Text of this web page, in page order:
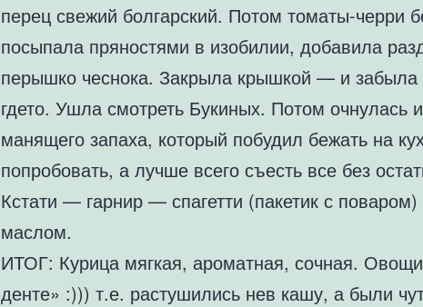
перец свежий болгарский. Потом томаты-черри
посыпала пряностями в изобилии, добавила
перышко чеснока. Закрыла крышкой — и забыла
гдето. Ушла смотреть Букиных. Потом очнулась
манящего запаха, который побудил бежать на
попробовать, а лучше всего съесть все без
Кстати — гарнир — спагетти (пакетик с
маслом.
ИТОГ: Курица мягкая, ароматная, сочная.
денте» :))) т.е. растушились нев кашу, а были